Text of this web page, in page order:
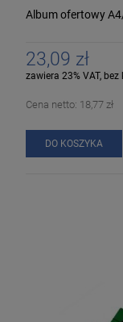
Album ofertowy
23,09 zł
zawiera 23% VAT,
Cena netto: 18,77 zł
DO KOSZYKA